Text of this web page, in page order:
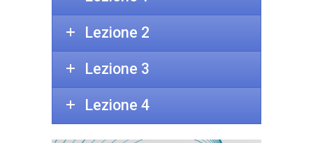
Lezione 2
Lezione 3
Lezione 4